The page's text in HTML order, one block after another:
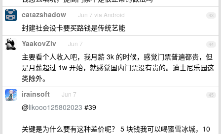
43
catazshadow Jun 7 via Android
封建社会设卡要买路钱是传统艺能
44
YaakovZiv Jun 7
主要看个人收入吧，我月薪 3k 的时候，感觉门票普遍都贵，但
是月薪超过 1w 开始，就感觉国内门票没有贵的。迪士尼乐园这
类除外。
45
irainsoft Jun 7
@likooo125802023 #39
关键是为什么要有这种差价呢？ 5 块钱我可以喝蜜雪冰城，10